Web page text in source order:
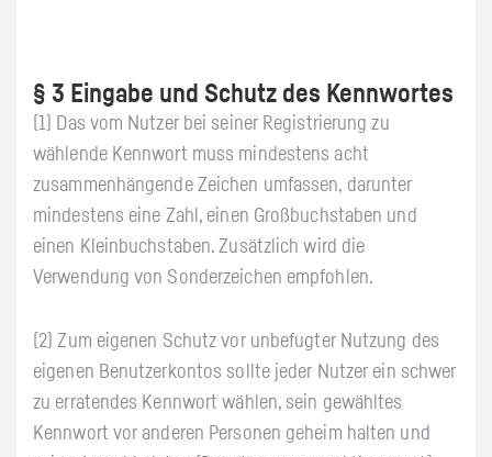
§ 3 Eingabe und Schutz des Kennwortes
(1) Das vom Nutzer bei seiner Registrierung zu
wählende Kennwort muss mindestens acht
zusammenhängende Zeichen umfassen, darunter
mindestens eine Zahl, einen Großbuchstaben und
einen Kleinbuchstaben. Zusätzlich wird die
Verwendung von Sonderzeichen empfohlen.
(2) Zum eigenen Schutz vor unbefugter Nutzung des
eigenen Benutzerkontos sollte jeder Nutzer ein schwer
zu erratendes Kennwort wählen, sein gewähltes
Kennwort vor anderen Personen geheim halten und